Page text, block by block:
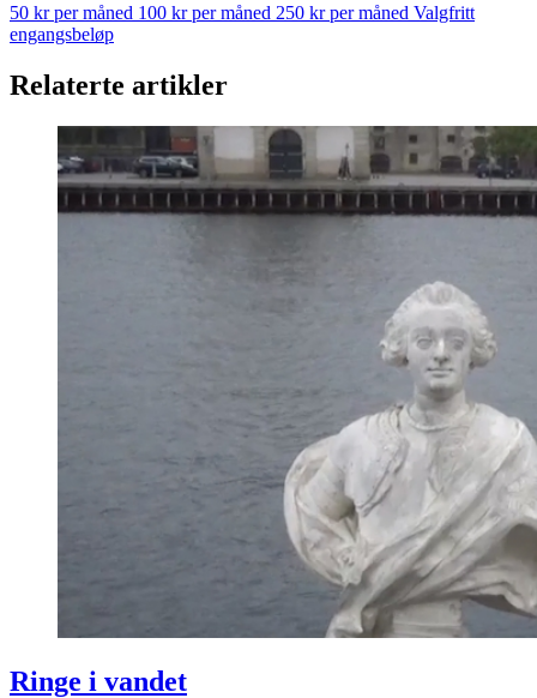
50 kr per måned 100 kr per måned 250 kr per måned Valgfritt
engangsbeløp
Relaterte artikler
Ringe i vandet